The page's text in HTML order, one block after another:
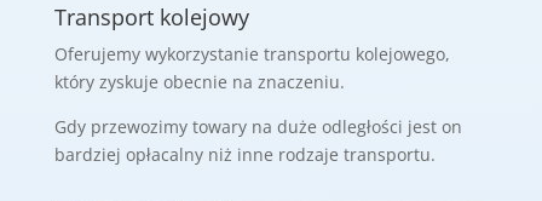
Transport kolejowy
Oferujemywykorzystanie transportu kolejowego,
który zyskuje obecnie na znaczeniu.
Gdy przewozimy towary na duże odległości jest on
bardziej opłacalny niż inne rodzaje transportu.